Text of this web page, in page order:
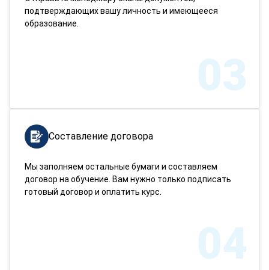
подтверждающих вашу личность и имеющееся
образование.
03
Составление договора
Мы заполняем остальные бумаги и составляем
договор на обучение. Вам нужно только подписать
готовый договор и оплатить курс.
04